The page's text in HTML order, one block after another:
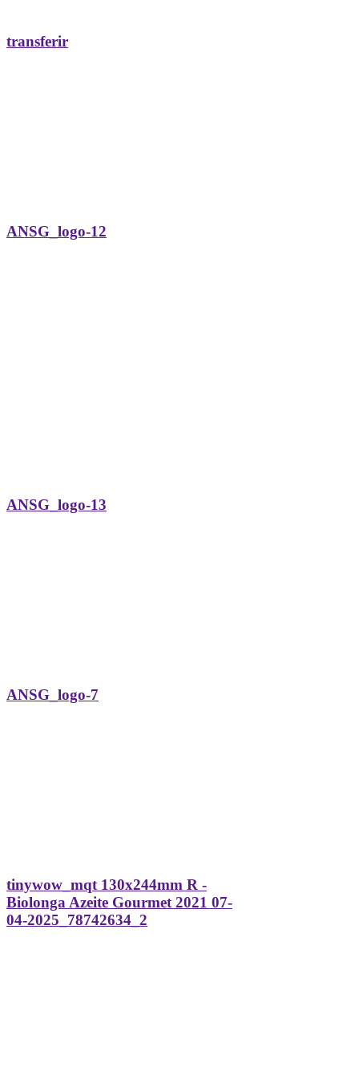
transferir
ANSG_logo-12
ANSG_logo-13
ANSG_logo-7
tinywow_mqt 130x244mm R -
Biolonga Azeite Gourmet 2021 07-
04-2025_78742634_2